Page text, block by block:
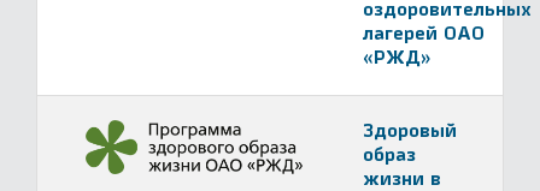
оздоровительных
лагерей ОАО
«РЖД»
Здоровый
образ
жизни в